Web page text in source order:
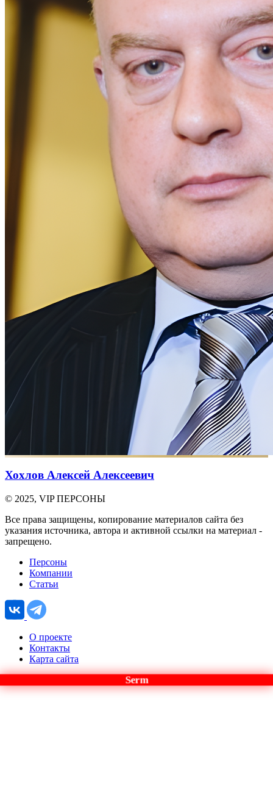
Хохлов Алексей Алексеевич
© 2025, VIP ПЕРСОНЫ
Все права защищены, копирование материалов сайта без
указания источника, автора и активной ссылки на материал -
запрещено.
Персоны
Компании
Статьи
О проекте
Контакты
Карта сайта
Serm